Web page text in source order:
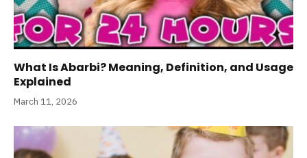
What Is Abarbi? Meaning, Definition, and Usage
Explained
March 11, 2026